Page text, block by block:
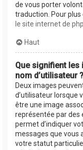
de vous porter
traduction. Pour
le site internet de
Haut
Que signifient
nom d’utilisateur ?
Deux images
d’utilisateur lorsque
être une image
représentée par des
permet d’indiquer
messages que vous
votre statut